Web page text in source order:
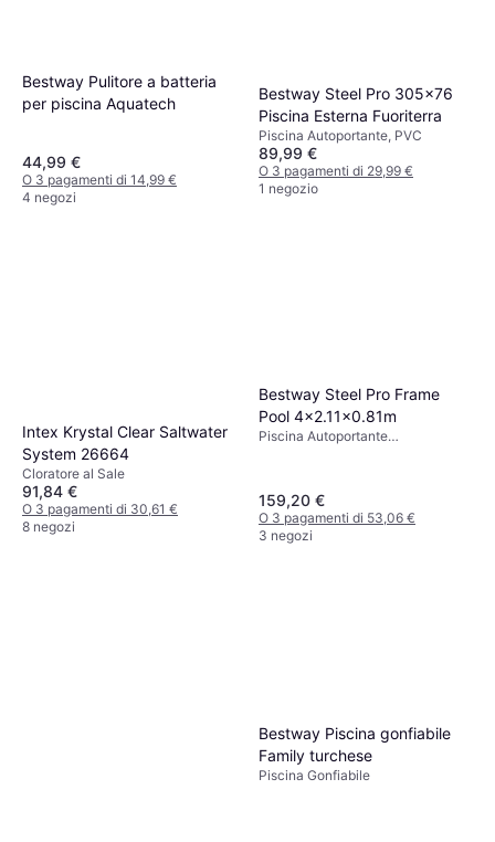
Bestway Pulitore a batteria
per piscina Aquatech
44,99 €
O 3 pagamenti di 14,99 €
4 negozi
Bestway Steel Pro 305x76
Piscina Esterna Fuoriterra
Piscina Autoportante, PVC
89,99 €
O 3 pagamenti di 29,99 €
1 negozio
Intex Krystal Clear Saltwater
System 26664
Cloratore al Sale
91,84 €
O 3 pagamenti di 30,61 €
8 negozi
Bestway Steel Pro Frame
Pool 4x2.11x0.81m
Piscina Autoportante
159,20 €
O 3 pagamenti di 53,06 €
3 negozi
Bestway Piscina gonfiabile
Family turchese
Piscina Gonfiabile